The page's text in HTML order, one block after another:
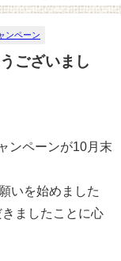
ンペーン
ございまし
ンペーンが10月末
いを始めました
ましたことに心